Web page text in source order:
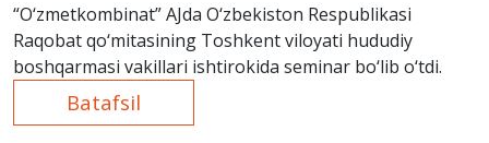
“O‘zmetkombinat” AJda O‘zbekiston Respublikasi
Raqobat qo‘mitasining Toshkent viloyati hududiy
boshqarmasi vakillari ishtirokida seminar bo‘lib o‘tdi.
Batafsil